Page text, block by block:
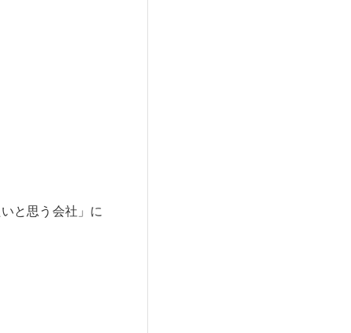
と思う会社」に